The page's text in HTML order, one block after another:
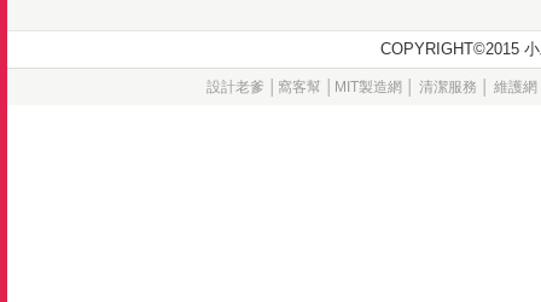
設計老爹 窩客幫│ MIT製造網 清潔服務 維護網